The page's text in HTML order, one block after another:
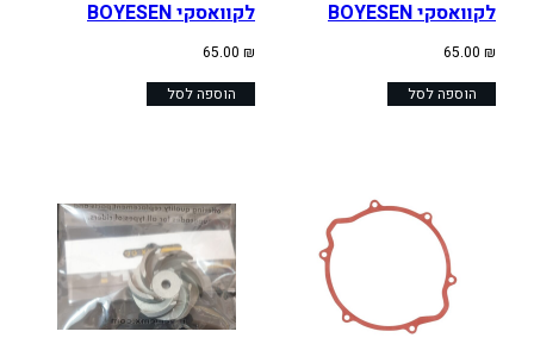
לקוואסקי BOYESEN
65.00 ₪
הוספה לסל
לקוואסקי BOYESEN
65.00 ₪
הוספה לסל